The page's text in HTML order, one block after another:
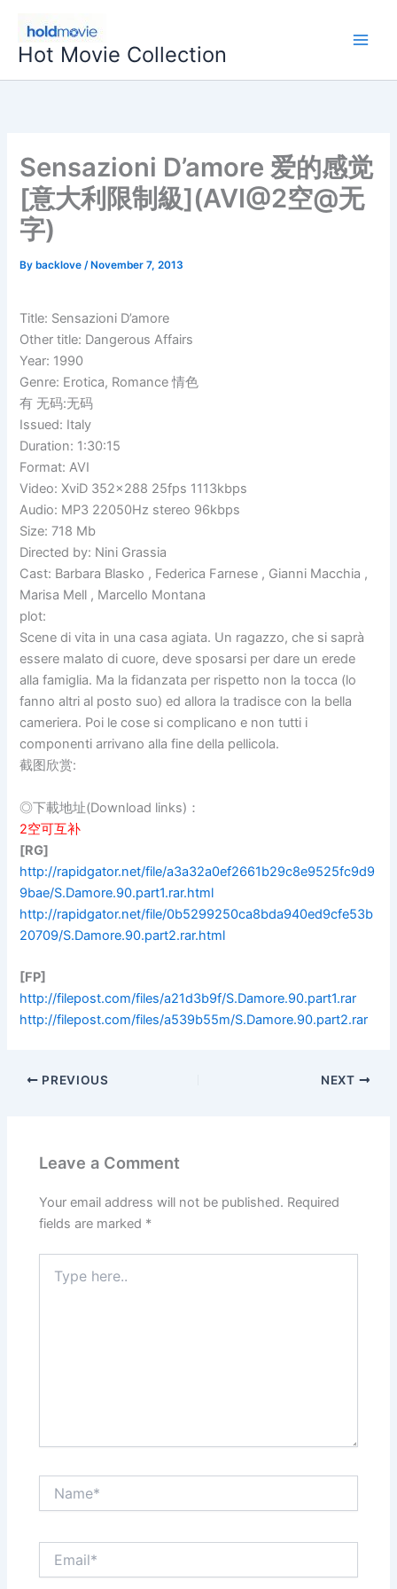
content
Hot Movie Collection
Sensazioni D’amore 爱的感觉
[意大利限制級](AVI@2空@无
字)
By backlove/ November 7, 2013
Title: Sensazioni D’amore
Other title: Dangerous Affairs
Year: 1990
Genre: Erotica, Romance 情色
有 无码:无码
Issued: Italy
Duration: 1:30:15
Format: AVI
Video: XviD 352×288 25fps 1113kbps
Audio: MP3 22050Hz stereo 96kbps
Size: 718 Mb
Directed by: Nini Grassia
Cast: Barbara Blasko , Federica Farnese , Gianni Macchia ,
Marisa Mell , Marcello Montana
plot:
Scene di vita in una casa agiata. Un ragazzo, che si saprà
essere malato di cuore, deve sposarsi per dare un erede
alla famiglia. Ma la fidanzata per rispetto non la tocca (lo
fanno altri al posto suo) ed allora la tradisce con la bella
cameriera. Poi le cose si complicano e non tutti i
componenti arrivano alla fine della pellicola.
截图欣赏:
◎下載地址(Download links)：
2空可互补
[RG]
http://rapidgator.net/file/a3a32a0ef2661b29c8e9525fc9d9
9bae/S.Damore.90.part1.rar.html
http://rapidgator.net/file/0b5299250ca8bda940ed9cfe53b
20709/S.Damore.90.part2.rar.html
[FP]
http://filepost.com/files/a21d3b9f/S.Damore.90.part1.rar
http://filepost.com/files/a539b55m/S.Damore.90.part2.rar
PREVIOUS NEXT
Leave a Comment
Your email address will not be published. Required
fields are marked *
here..